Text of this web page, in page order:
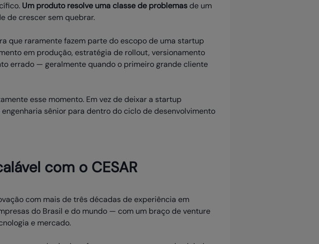
Um produto resolve uma classe de problemas de um
de crescer sem quebrar.
que raramente fazem parte do escopo de uma startup
em produção, estratégia de rollout, versionamento
errado — geralmente quando o primeiro grande cliente
esse momento. Em vez de deixar a startup
sênior para dentro do ciclo de desenvolvimento
com o CESAR
com mais de três décadas de experiência em
do Brasil e do mundo — com um braço de venture
e mercado.